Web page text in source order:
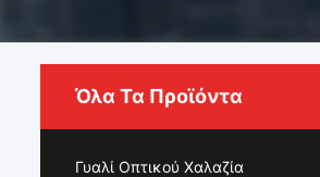
Όλα Τα Προϊόντα
Γυαλί Οπτικού Χαλαζία